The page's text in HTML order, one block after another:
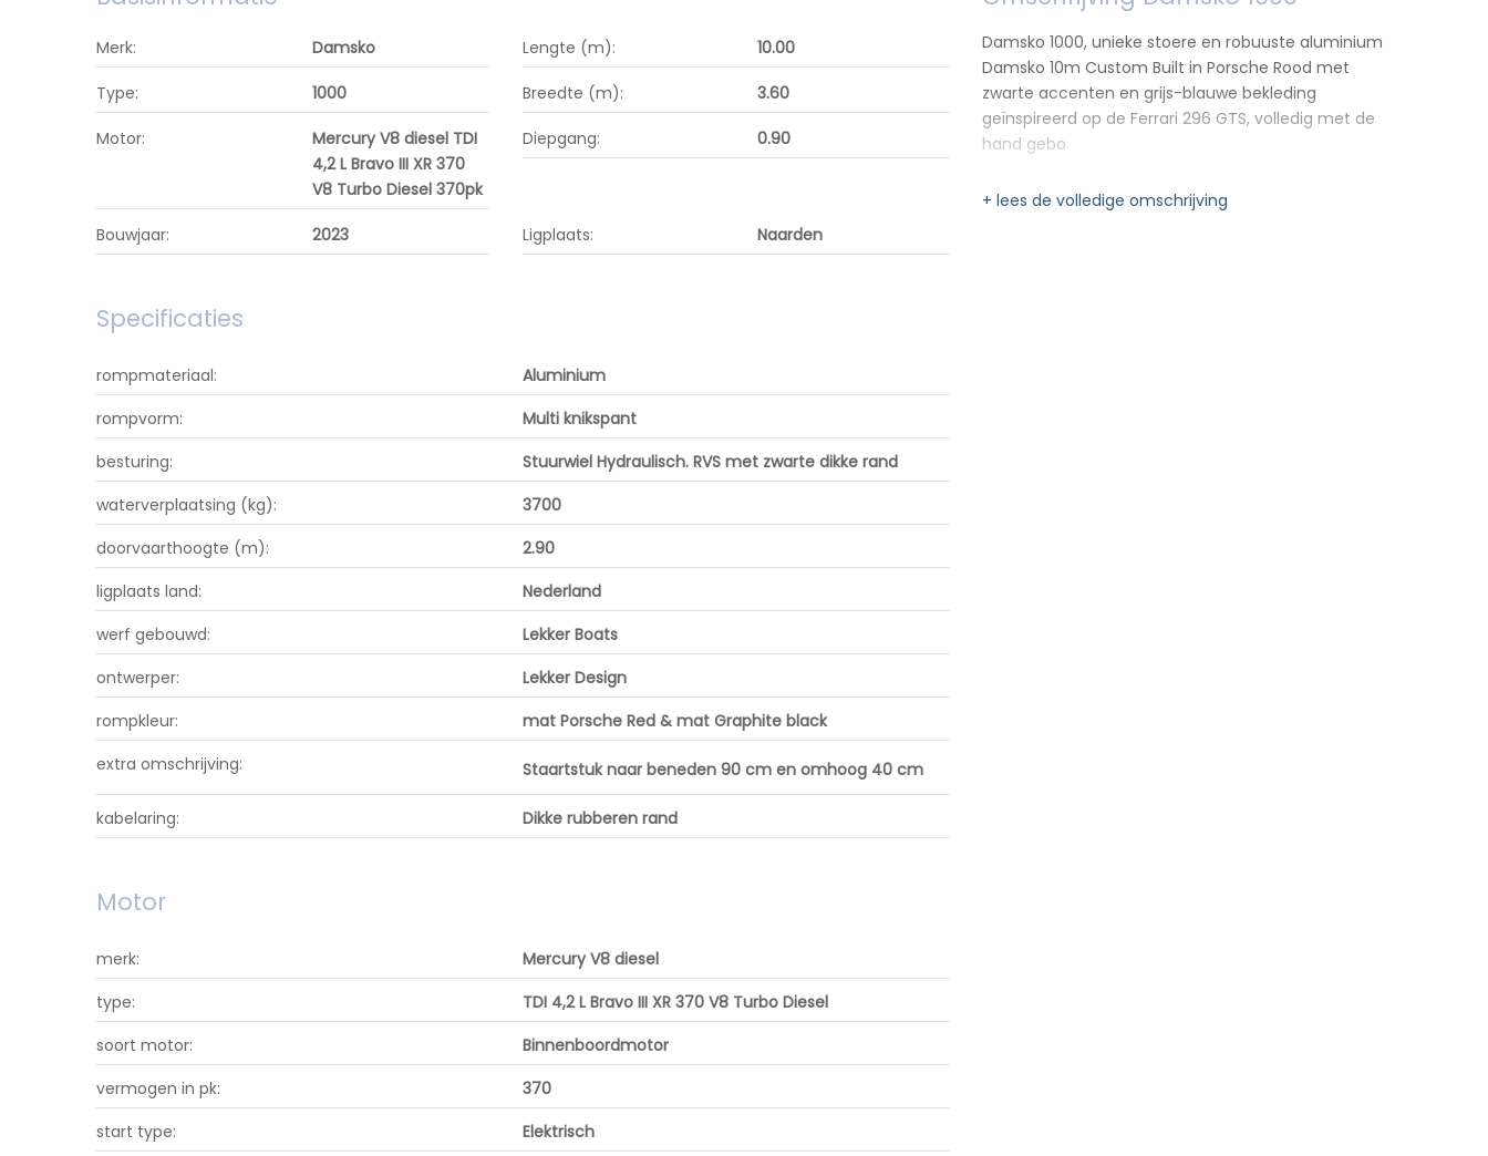
Damsko 1000, unieke stoere en robuuste aluminium
Damsko 10m Custom Built in Porsche Rood met
zwarte accenten en grijs-blauwe bekleding
geïnspireerd op de Ferrari 296 GTS, volledig met de
hand gebo
+ lees de volledige omschrijving
Merk: Damsko Lengte (m): 10.00
Type: 1000 Breedte (m): 3.60
Motor:
Mercury V8 diesel TDI
4,2 L Bravo III XR 370
V8 Turbo Diesel 370pk
Diepgang: 0.90
Bouwjaar: 2023 Ligplaats: Naarden
Specificaties
rompmateriaal:
Aluminium
rompvorm:
Multi knikspant
besturing:
Stuurwiel Hydraulisch. RVS met zwarte dikke rand
waterverplaatsing (kg):
3700
doorvaarthoogte (m):
2.90
ligplaats land:
Nederland
werf gebouwd:
Lekker Boats
ontwerper:
Lekker Design
rompkleur:
mat Porsche Red & mat Graphite black
extra omschrijving:
Staartstuk naar beneden 90 cm en omhoog 40 cm
kabelaring: Dikke rubberen rand
Motor
merk:
Mercury V8 diesel
type:
TDI 4,2 L Bravo III XR 370 V8 Turbo Diesel
soort motor:
Binnenboordmotor
vermogen in pk:
370
start type:
Elektrisch